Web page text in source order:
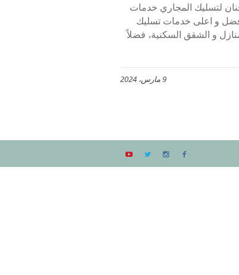
0553445129 خدمات شركة افنان لتسليك المجاري خدمات
و اعلى خدمات تسليك
و الشقق السكنية، فضلاً
9 مارس، 2024